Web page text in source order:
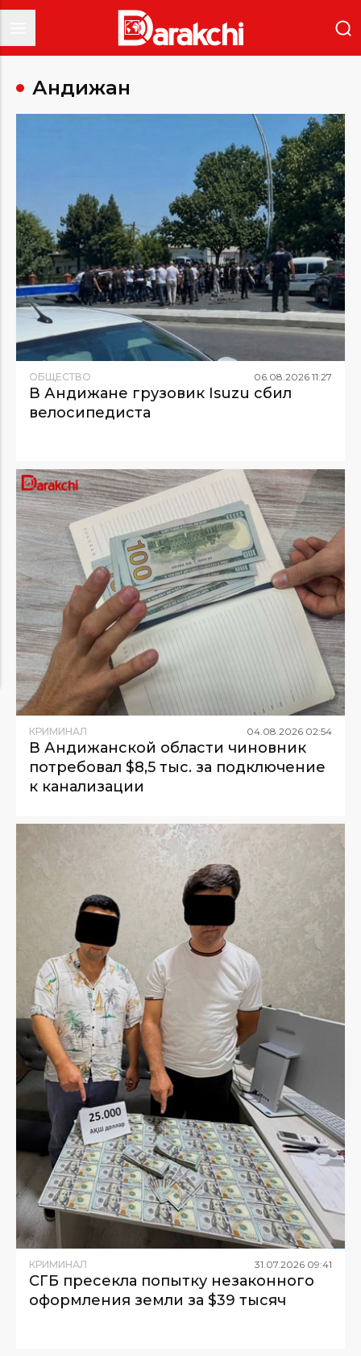
Андижан
ОБЩЕСТВО 06.08.2026 11:27
В Андижане грузовик Isuzu сбил
велосипедиста
КРИМИНАЛ 04 08 2026 02:54
В Андижанской области чиновник
потребовал $8,5 тыс. за подключение
к канализации
КРИМИНАЛ 31.07.2026 09:41
СГБ пресекла попытку незаконного
оформления земли за $39 тысяч